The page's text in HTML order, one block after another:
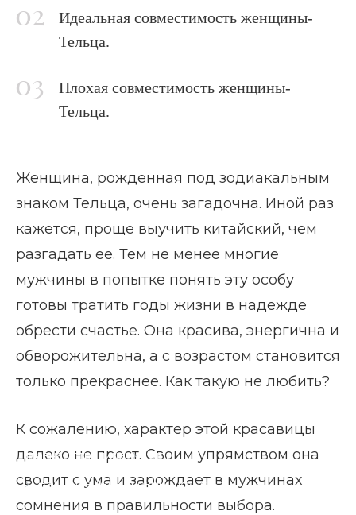
Главная страница
Блог
Женщина телец совместимость
Идеальная совместимость женщины-
Тельца.
Плохая совместимость женщины-
Тельца.
Женщина, рожденная под зодиакальным
знаком Тельца, очень загадочна. Иной раз
кажется, проще выучить китайский, чем
разгадать ее. Тем не менее многие
мужчины в попытке понять эту особу
готовы тратить годы жизни в надежде
обрести счастье. Она красива, энергична и
обворожительна, а с возрастом становится
только прекраснее. Как такую не любить?
К сожалению, характер этой красавицы
далеко не прост. Своим упрямством она
сводит с ума и зарождает в мужчинах
сомнения в правильности выбора.